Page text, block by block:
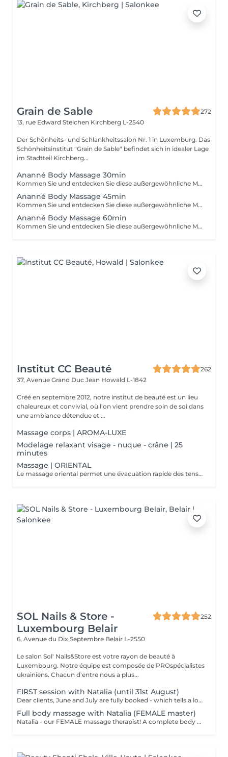
Grain de Sable
272
13, rue Edward Steichen Kirchberg L-2540
Der Schönheits- und Schlankheitssalon Nr. 1 in Luxemburg. Das
Schönheitsinstitut "Grain de Sable" befindet sich in idealer Lage
im Stadtteil Kirchberg...
Ananné Body Massage 30min
Kommen Sie und entdecken Sie diese außergewöhnliche Massage ohne Verzögerung. Zuerst verwenden wir ein pflanzliches und reines Öl, dann massieren wir den ganzen Körper abwechselnd mit Bürsten und Steinen. Entspannung garantiert! Der Körper ist entspannt und straff.
Ananné Body Massage 45min
Kommen Sie und entdecken Sie diese außergewöhnliche Massage ohne Verzögerung. Zuerst verwenden wir ein pflanzliches und reines Öl, dann massieren wir den ganzen Körper abwechselnd mit Bürsten und Steinen. Entspannung garantiert! Der Körper ist entspannt und straff.
Ananné Body Massage 60min
Kommen Sie und entdecken Sie diese außergewöhnliche Massage ohne Verzögerung. Zuerst verwenden wir ein pflanzliches und reines Öl, dann massieren wir den ganzen Körper abwechselnd mit Bürsten und Steinen. Entspannung garantiert! Der Körper ist entspannt und straff.
Institut CC Beauté
262
37, Avenue Grand Duc Jean Howald L-1842
Créé en septembre 2012, notre institut de beauté est un lieu
chaleureux et convivial, où l'on vient prendre soin de soi dans
une ambiance détendue et ...
Massage corps | AROMA-LUXE
Modelage relaxant visage - nuque - crâne | 25
minutes
Massage | ORIENTAL
Le massage oriental permet une évacuation rapide des tensions nerveuses et des toxines, délie et assouplit les muscles, vous allez plonger dans un état de relaxation intense.
SOL Nails & Store -
Luxembourg Belair
252
6, Avenue du Dix Septembre Belair L-2550
Le salon Sol' Nails&Store est votre rayon de beauté à
Luxembourg. Notre équipe est composée de PROspécialistes
ukrainiens. Chacun d'entre nous a plus...
FIRST session with Natalia (until 31st August)
Dear clients, June and July are fully booked - which tells a lot. Plan your session IN AUGUST at a welcome price now. Natalia - our new FEMALE massage therapist! We're excited for you to get to know her, and we're offering a special price - just €59 per session. A full body massage: back, arms, legs, feet, neck. Tension release, better circulation, a calm mind. From the first minute to the last, you're in good hands!
Full body massage with Natalia (FEMALE master)
Natalia - our FEMALE massage therapist! A complete body massage designed to release tension, improve circulation and promote overall relaxation. The treatment typically focuses on the back, shoulders, arms, legs and other key tension areas using smooth and soothing massage techniques. Result: a feeling of lightness, relaxation and renewed body comfort. Recommended frequency: once a week to once a month, depending on your needs and stress level.